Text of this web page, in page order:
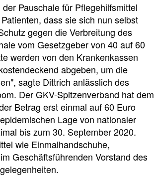
Pauschale für Pflegehilfsmittel
dass sie sich nun selbst
gegen die Verbreitung des
vom Gesetzgeber von 40 auf 60
werden von den Krankenkassen
abgeben, um die
sagte Dittrich anlässlich des
Der GKV-Spitzenverband hat dem
Betrag erst einmal auf 60 Euro
Lage von nationaler
bis zum 30. September 2020.
wie Einmalhandschuhe,
Geschäftsführenden Vorstand des